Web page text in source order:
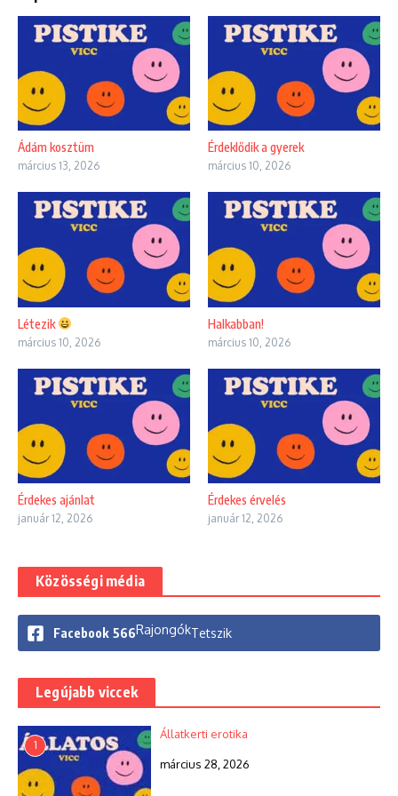
Ádám kosztüm
március 13, 2026
Érdeklődik a gyerek
március 10, 2026
Létezik
március 10, 2026
Halkabban!
március 10, 2026
Érdekes ajánlat
január 12, 2026
Érdekes érvelés
január 12, 2026
Közösségi média
Facebook 566RajongókTetszik
Legújabb viccek
1
Állatkerti erotika
március 28, 2026